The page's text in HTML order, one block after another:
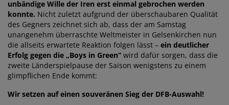
unbändige Wille der Iren erst einmal gebrochen werden
konnte. Nicht zuletzt aufgrund der überschaubaren Qualität
des Gegners zeichnet sich ab, dass der am Samstag
unangenehm überraschte Weltmeister in Gelsenkirchen nun
die allseits erwartete Reaktion folgen lässt – ein deutlicher
Erfolg gegen die „Boys in Green“ wird dafür sorgen, dass die
zweite Länderspielpause der Saison wenigstens zu einem
glimpflichen Ende kommt:
Wir setzen auf einen souveränen Sieg der DFB-Auswahl!